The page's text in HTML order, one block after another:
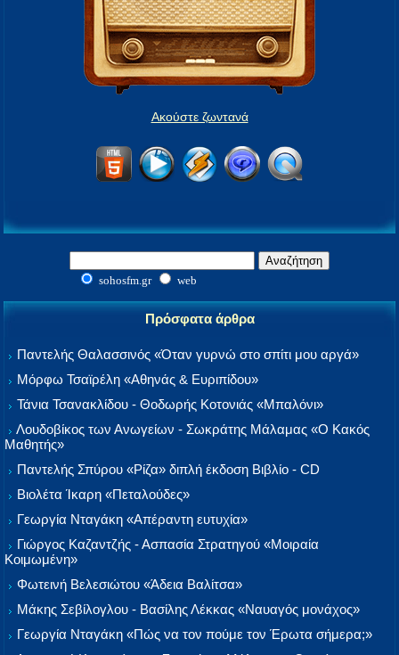
Ακούστε ζωντανά
sohosfm.gr web
Πρόσφατα άρθρα
Παντελής Θαλασσινός «Όταν γυρνώ στο σπίτι μου αργά»
Μόρφω Τσαϊρέλη «Αθηνάς & Ευριπίδου»
Τάνια Τσανακλίδου - Θοδωρής Κοτονιάς «Μπαλόνι»
Λουδοβίκος των Ανωγείων - Σωκράτης Μάλαμας «Ο Κακός
Μαθητής»
Παντελής Σπύρου «Ρίζα» διπλή έκδοση Βιβλίο - CD
Βιολέτα Ίκαρη «Πεταλούδες»
Γεωργία Νταγάκη «Aπέραντη ευτυχία»
Γιώργος Καζαντζής - Ασπασία Στρατηγού «Μοιραία
Κοιμωμένη»
Φωτεινή Βελεσιώτου «Άδεια Βαλίτσα»
Μάκης Σεβίλογλου - Βασίλης Λέκκας «Ναυαγός μονάχος»
Γεωργία Νταγάκη «Πώς να τον πούμε τον Έρωτα σήμερα;»